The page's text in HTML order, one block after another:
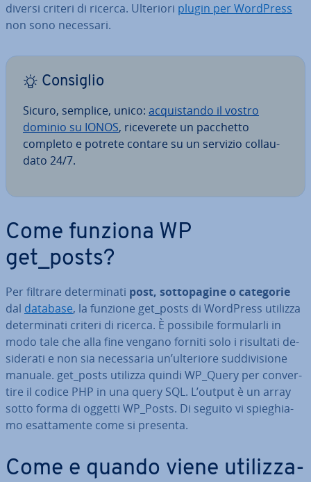
diversi criteri di ricerca. Ulteriori plugin per WordPress
non sono necessari.
Consiglio
Sicuro, semplice, unico: ac­qui­stan­do il vostro
dominio su IONOS, ri­ce­ve­re­te un pacchetto
completo e potrete contare su un servizio col­lau­
da­to 24/7.
Come funziona WP
get_posts?
Per filtrare de­ter­mi­na­ti post, sot­to­pa­gi­ne o categorie
dal database, la funzione get_posts di WordPress utilizza
de­ter­mi­na­ti criteri di ricerca. È possibile for­mu­lar­li in
modo tale che alla fine vengano forniti solo i risultati de­
si­de­ra­ti e non sia ne­ces­sa­ria un’ulteriore sud­di­vi­sio­ne
manuale. get_posts utilizza quindi WP_Query per con­ver­
ti­re il codice PHP in una query SQL. L’output è un array
sotto forma di oggetti WP_Posts. Di seguito vi spie­ghia­
mo esat­ta­men­te come si presenta.
Come e quando viene uti­liz­za­